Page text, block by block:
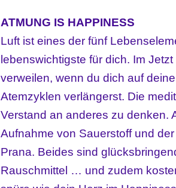
ATMUNG IS HAPPINESS
Luft ist eines der fünf
lebenswichtigste für dich. Im
verweilen, wenn du dich auf
Atemzyklen verlängerst. Die
Verstand an anderes zu denken.
Aufnahme von Sauerstoff und
Prana. Beides sind
Rauschmittel … und zudem